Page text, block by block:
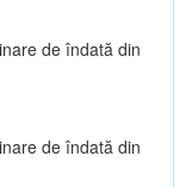
de îndată din
de îndată din